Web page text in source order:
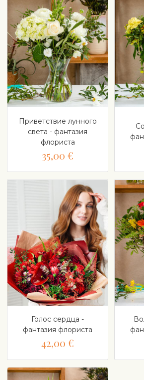
Приветствие лунного
света - фантазия
флориста
35,00 €
Голос сердца -
фантазия флориста
42,00 €